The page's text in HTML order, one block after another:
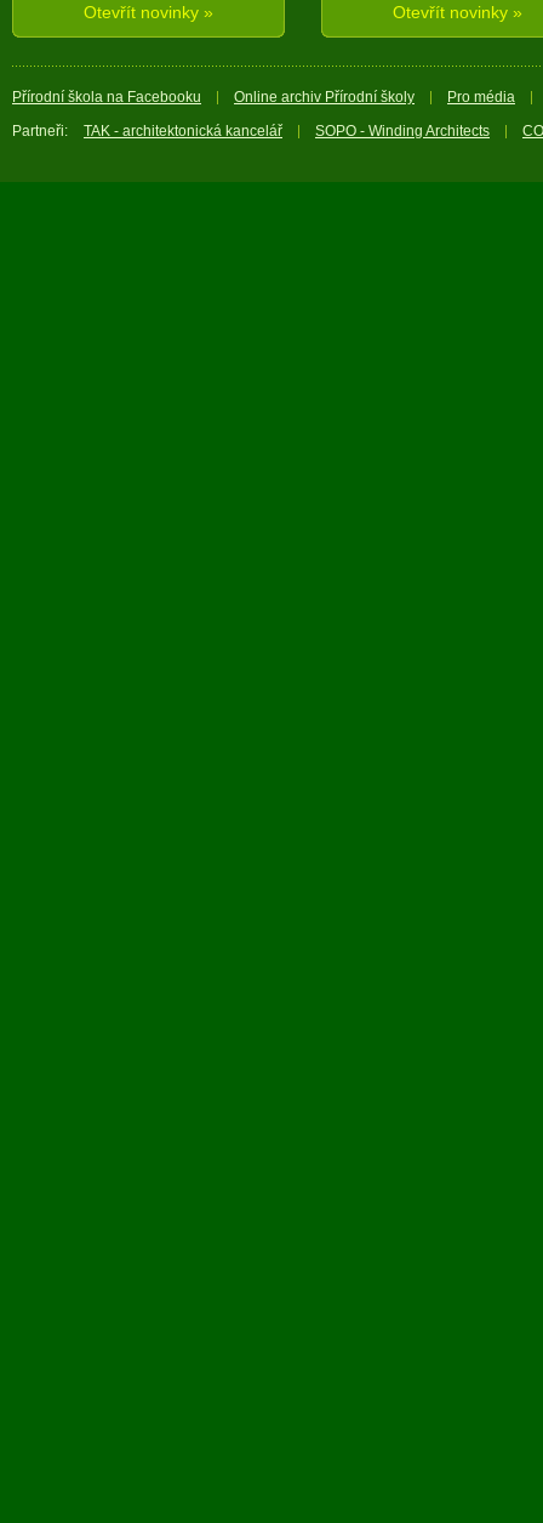
Otevřít novinky »
Otevřít novinky »
Přírodní škola na Facebooku Online archiv Přírodní školy
Pro média
Partneři:
TAK - architektonická kancelář SOPO - Winding Architects